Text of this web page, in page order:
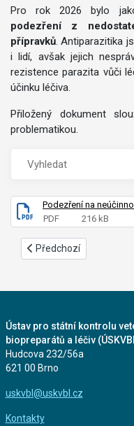
Pro rok 2026 bylo
podezření z
přípravků. Antiparazitika
i lidí, avšak jejich
rezistence parazita vůči
účinku léčiva.
Přiložený dokument
problematikou.
PDF 216 kB
Předchozí článek:
Předchozí
Ústav pro státní kontrolu
biopreparátů a léčiv
Hudcova 232/56a
621 00 Brno
uskvbl@uskvbl.cz
Kontakty